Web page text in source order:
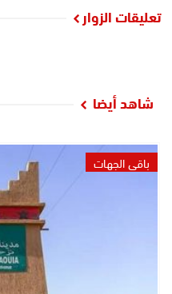
تعليقات الزوار
شاهد أيضا
باقي الجهات